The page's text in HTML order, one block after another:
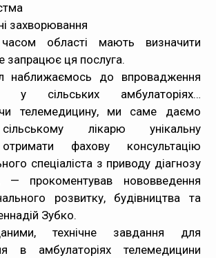
захворювання
області мають визначити
запрацює ця послуга.
наближаємось до впровадження
у сільських амбулаторіях…
телемедицину, ми саме даємо
лікарю унікальну
фахову консультацію
спеціаліста з приводу діагнозу
— прокоментував нововведення
розвитку, будівництва та
Зубко.
технічне завдання для
в амбулаторіях телемедицини